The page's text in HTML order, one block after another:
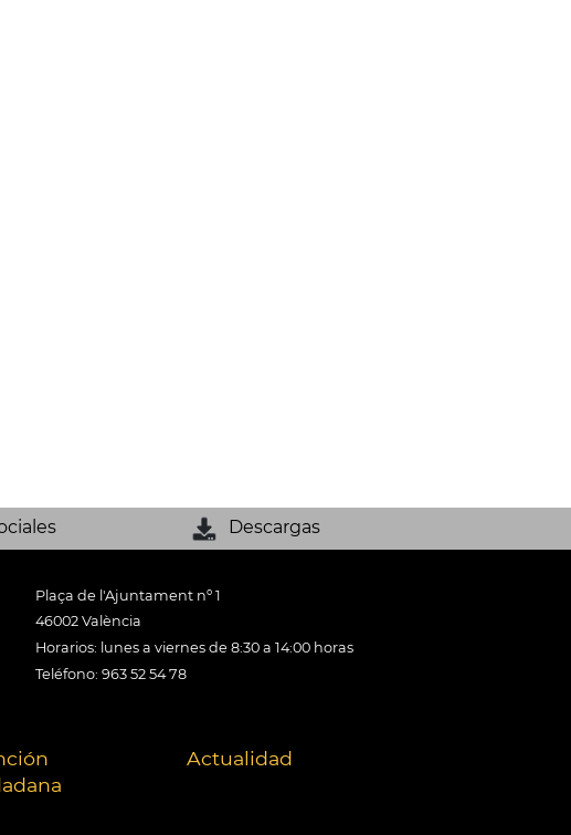
Descargas
Plaça de l'Ajuntament nº 1
46002 València
Horarios: lunes a viernes de 8:30 a 14:00 horas
Teléfono: 963 52 54 78
Actualidad